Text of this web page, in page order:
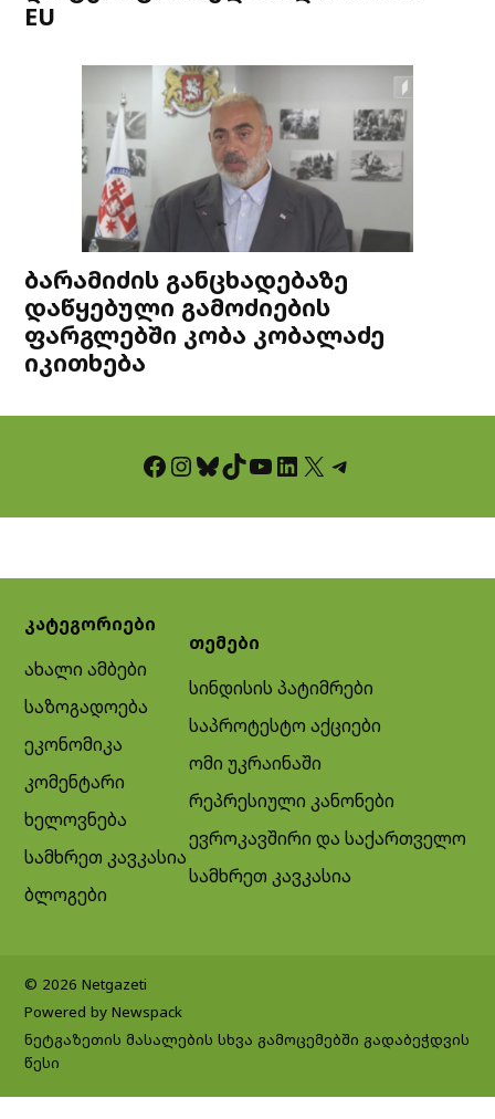
EU
ბარამიძის განცხადებაზე
დაწყებული გამოძიების
ფარგლებში კობა კობალაძე
იკითხება
Facebook InstagramBluesky TikTok YouTube LinkedIn X Telegram
კატეგორიები
ახალი ამბები
საზოგადოება
ეკონომიკა
კომენტარი
ხელოვნება
სამხრეთ კავკასია
ბლოგები
თემები
სინდისის პატიმრები
საპროტესტო აქციები
ომი უკრაინაში
რეპრესიული კანონები
ევროკავშირი და საქართველო
სამხრეთ კავკასია
© 2026 Netgazeti
Powered by Newspack
ნეტგაზეთის მასალების სხვა გამოცემებში გადაბეჭდვის
წესი